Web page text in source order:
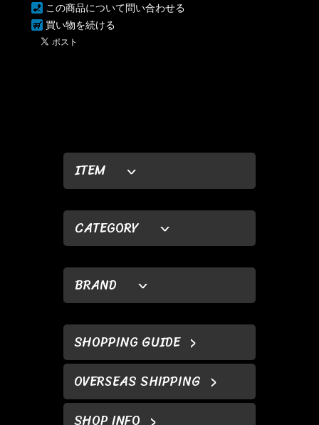
ITEM
CATEGORY
BRAND
SHOPPING GUIDE
OVERSEAS SHIPPING
この商品について問い合わせる
買い物を続ける